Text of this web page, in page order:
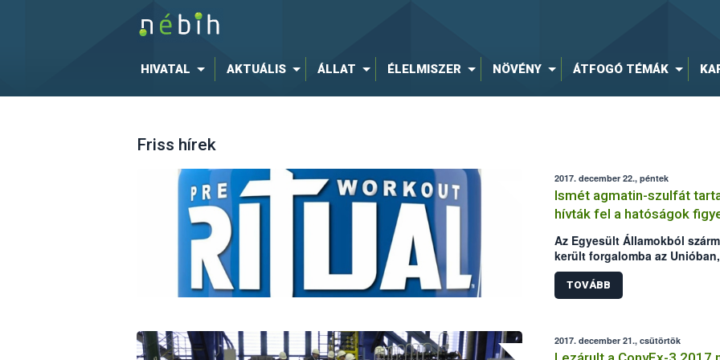
HIVATAL AKTUÁLIS ÁLLAT ÉLELMISZER NÖVÉNY ÁTFOGÓ TÉMÁK
Friss hírek
2017. december 22., péntek
Ismét agmatin-szulfát
hívták fel a hatóságok
Az Egyesült Államokból
került forgalomba az
élelmiszer-összetevőt
Élelmiszerlánc-biztonsági
hatóság bejelentése alapján –
TOVÁBB
2017. december 21., csütörtök